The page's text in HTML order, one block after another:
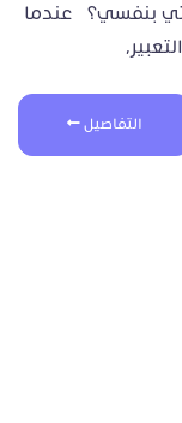
بنفسي؟ عندما
التفاصيل